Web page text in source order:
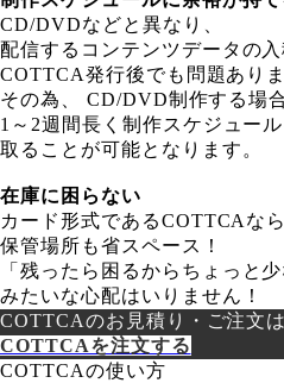
CD/DVDなどと異なり、
配信するコンテンツデータの入
COTTCA発行後でも問題ありま
その為、 CD/DVD制作する場
1～2週間長く制作スケジュー
取ることが可能となります。
在庫に困らない
カード形式であるCOTTCAなら
保管場所も省スペース！
「残ったら困るからちょっと
みたいな心配はいりません！
COTTCAのお見積り・ご注文
COTTCAを注文する
COTTCAの使い方